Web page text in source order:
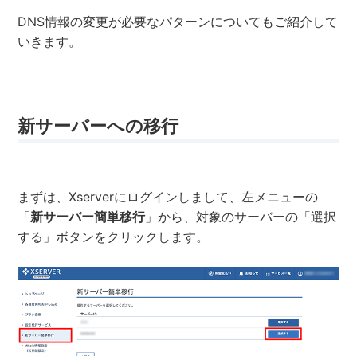
DNS情報の変更が必要なパターンについてもご紹介して
いきます。
新サーバーへの移行
まずは、Xserverにログインしまして、左メニューの
「新サーバー簡単移行」から、対象のサーバーの「選択
する」ボタンをクリックします。